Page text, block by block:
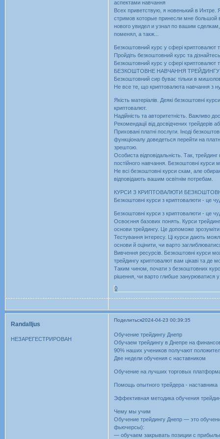
аспектами навчання
Всех приветствую, я новенький в
стримов которые принесли мне большой
нового увидел и узнал по вашим
поменял, а такж...
Безкоштовний курс у сфері криптовалют
Пройдіть безкоштовний курс та
Безкоштовний курс у сфері криптовалют
БЕЗКОШТОВНЕ НАВЧАННЯ ТРЕЙДИНГУ
Безкоштовний сир буває тільки в
Не все те, що криптовалюта навчання з
Якість матеріалів. Деякі безкоштовні
криптовалют.
Надійність та авторитетність. Важливо
Рекомендації від досвідчених трейдерів
Приховані платні послуги. Іноді
функціоналу доведеться перейти на
зрештою.
Особиста відповідальність. Так,
постійного навчання. Безкоштовні курси
Не всі безкоштовні курси скам, але
відповідають вашим освітнім потребам.
КУРСИ З КРИПТОВАЛЮТИ
Безкоштовні курси з криптовалюти - це
Безкоштовні курси з криптовалюти - це
Освоєння базових понять. Курси
основи трейдингу. Це допоможе
Тестування інтересу. Ці курси дають
основи й оцінити, чи варто
Вивчення ресурсів. Безкоштовні курси
трейдингу криптовалют вам цікаві та де
Таким чином, почати з безкоштовних
рішення, чи варто глибше занурюватися у
0
Поделиться2024-04-23 00:39:35
Randalljus
НЕЗАРЕГЕСТРИРОВАН
Обучение трейдингу Днепр
Обучаем трейдингу в Днепре на
90% наших учеников получают
Две недели обучения с наставником
Обучение на лучших торговых
Помощь опытного трейдера - наставника
Эффективная методика обучения
Чему мы учим
Обучение трейдингу Днепр — это
фьючерсы):
— обучаем закрывать позиции с